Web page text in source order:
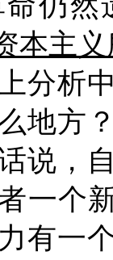
本主
析中
地方
说，
一个
有一